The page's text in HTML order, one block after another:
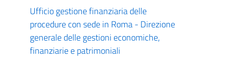
Ufficio gestione finanziaria delle
procedure con sede in Roma - Direzione
generale delle gestioni economiche,
finanziarie e patrimoniali